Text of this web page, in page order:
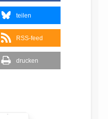
teilen
RSS-feed
drucken